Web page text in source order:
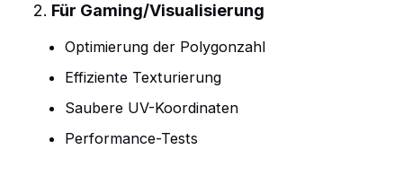
Für Gaming/Visualisierung
Optimierung der Polygonzahl
Effiziente Texturierung
Saubere UV-Koordinaten
Performance-Tests